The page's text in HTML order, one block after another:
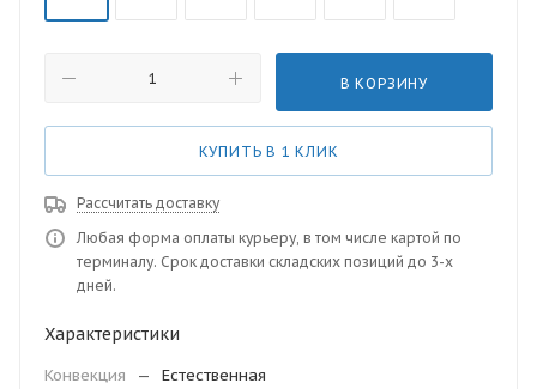
В КОРЗИНУ
КУПИТЬ В 1 КЛИК
Рассчитать доставку
Любая форма оплаты курьеру, в том числе картой по
терминалу. Срок доставки складских позиций до 3-х
дней.
Характеристики
Конвекция —
Естественная